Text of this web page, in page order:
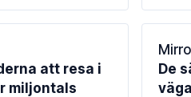
att resa i
miljontals
De